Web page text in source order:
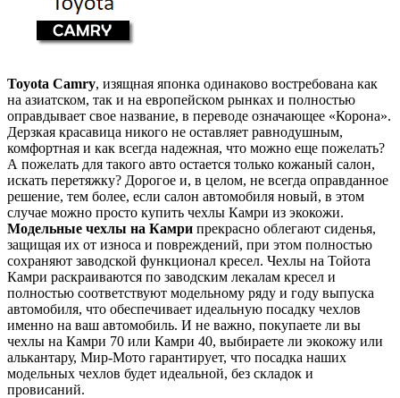
Toyota Camry, изящная японка одинаково востребована как
на азиатском, так и на европейском рынках и полностью
оправдывает свое название, в переводе означающее «Корона».
Дерзкая красавица никого не оставляет равнодушным,
комфортная и как всегда надежная, что можно еще пожелать?
А пожелать для такого авто остается только кожаный салон,
искать перетяжку? Дорогое и, в целом, не всегда оправданное
решение, тем более, если салон автомобиля новый, в этом
случае можно просто купить чехлы Камри из экокожи.
Модельные чехлы на Камри прекрасно облегают сиденья,
защищая их от износа и повреждений, при этом полностью
сохраняют заводской функционал кресел. Чехлы на Тойота
Камри раскраиваются по заводским лекалам кресел и
полностью соответствуют модельному ряду и году выпуска
автомобиля, что обеспечивает идеальную посадку чехлов
именно на ваш автомобиль. И не важно, покупаете ли вы
чехлы на Камри 70 или Камри 40, выбираете ли экокожу или
алькантару, Мир-Мото гарантирует, что посадка наших
модельных чехлов будет идеальной, без складок и
провисаний.